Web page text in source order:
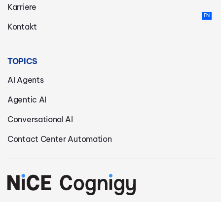
Karriere
Kontakt
TOPICS
AI Agents
Agentic AI
Conversational AI
Contact Center Automation